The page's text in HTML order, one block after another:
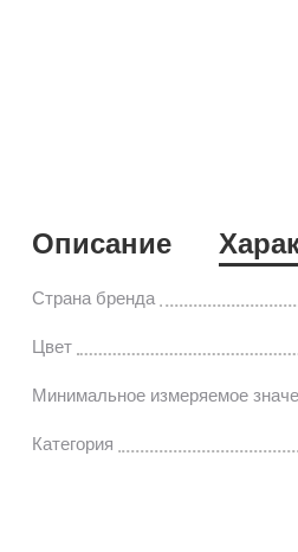
Описание
Страна бренда
Цвет
Минимальное измеряемое
Категория